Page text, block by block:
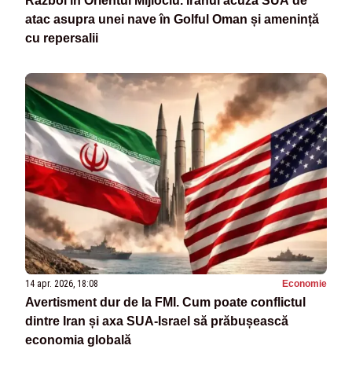
atac asupra unei nave în Golful Oman și amenință
cu repersalii
14 apr. 2026, 18:08 Economie
Avertisment dur de la FMI. Cum poate conflictul
dintre Iran și axa SUA-Israel să prăbușească
economia globală